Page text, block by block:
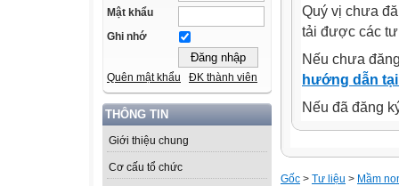
Mật khẩu
Ghi nhớ
Quên mật khẩu ĐK thành viên
THÔNG TIN
Giới thiệu chung
Cơ cấu tổ chức
Quý vị chưa
tải được các
Nếu chưa
hướng dẫn
Nếu đã đăng
Gốc > Tư liệu > Mầm